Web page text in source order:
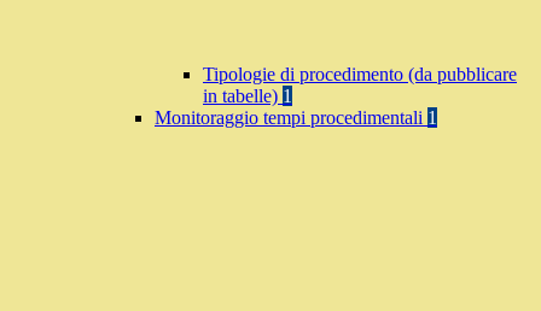
Tipologie di procedimento (da pubblicare
in tabelle) 1
Monitoraggio tempi procedimentali 1